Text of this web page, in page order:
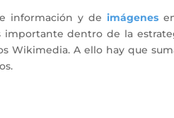
información y deimágenes
importante dentro de la
Wikimedia. A ello hay que